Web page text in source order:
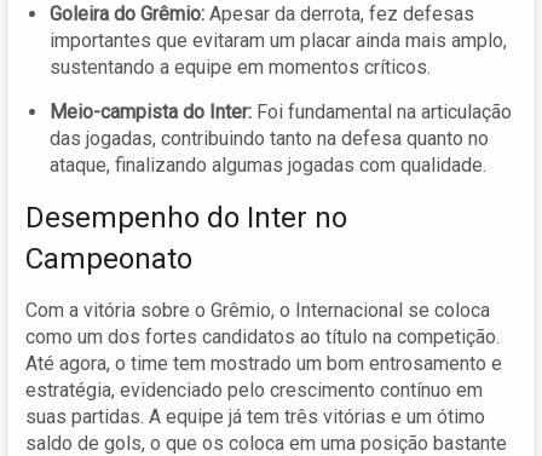
Goleira do Grêmio: Apesar da derrota, fez defesas
importantes que evitaram um placar ainda mais amplo,
sustentando a equipe em momentos críticos.
Meio-campista do Inter: Foi fundamental na articulação
das jogadas, contribuindo tanto na defesa quanto no
ataque, finalizando algumas jogadas com qualidade.
Desempenho do Inter no
Campeonato
Com a vitória sobre o Grêmio, o Internacional se coloca
como um dos fortes candidatos ao título na competição.
Até agora, o time tem mostrado um bom entrosamento e
estratégia, evidenciado pelo crescimento contínuo em
suas partidas. A equipe já tem três vitórias e um ótimo
saldo de gols, o que os coloca em uma posição bastante